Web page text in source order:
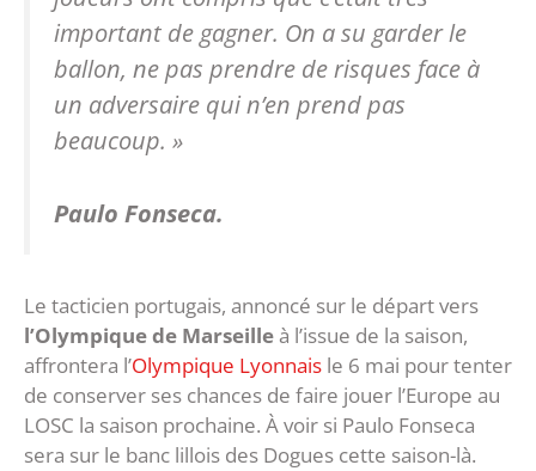
important de gagner. On a su garder le
ballon, ne pas prendre de risques face à
un adversaire qui n’en prend pas
beaucoup. »
Paulo Fonseca.
Le tacticien portugais, annoncé sur le départ vers
l’Olympique de Marseilleà l’issue de la saison,
affrontera l’Olympique Lyonnais le 6 mai pour tenter
de conserver ses chances de faire jouer l’Europe au
LOSC la saison prochaine. À voir si Paulo Fonseca
sera sur le banc lillois des Dogues cette saison-là.